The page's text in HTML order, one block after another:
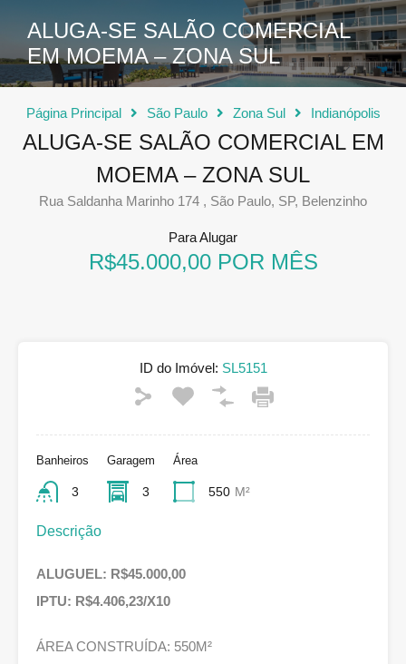
ALUGA-SE SALÃO COMERCIAL
EM MOEMA – ZONA SUL
Página Principal São Paulo Zona Sul Indianópolis
ALUGA-SE SALÃO COMERCIAL EM
MOEMA – ZONA SUL
Rua Saldanha Marinho 174 , São Paulo, SP, Belenzinho
Para Alugar
R$45.000,00 POR MÊS
ID do Imóvel: SL5151
Banheiros
3
Garagem
3
Área
550 M²
Descrição
ALUGUEL: R$45.000,00
IPTU: R$4.406,23/X10
ÁREA CONSTRUÍDA: 550M²